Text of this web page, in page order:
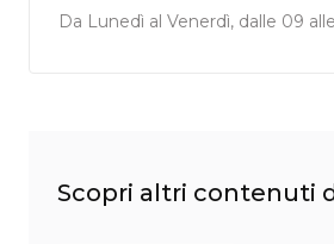
Da Lunedì al Venerdì, dalle 09
Scopri altri contenuti